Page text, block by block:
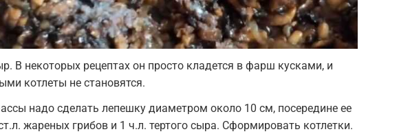
В некоторых рецептах он просто кладется в фарш кусками, и
котлеты не становятся.
надо сделать лепешку диаметром около 10 см, посередине ее
жареных грибов и 1 ч.л. тертого сыра. Сформировать котлетки.